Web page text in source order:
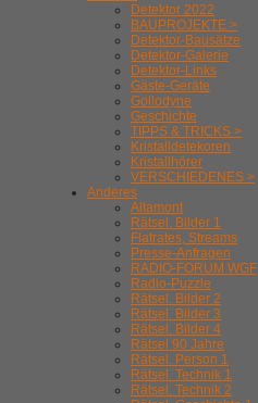
Detektor 2022
BAUPROJEKTE >
Detektor-Bausätze
Detektor-Galerie
Detektor-Links
Gäste-Geräte
Gollodyne
Geschichte
TIPPS & TRICKS >
Kristalldetekoren
Kristallhörer
VERSCHIEDENES >
Anderes
Altamont
Rätsel. Bilder 1
Flatrates, Streams
Presse-Anfragen
RADIO-FORUM WGF
Radio-Puzzle
Rätsel. Bilder 2
Rätsel. Bilder 3
Rätsel. Bilder 4
Rätsel 90 Jahre
Rätsel. Person 1
Rätsel. Technik 1
Rätsel. Technik 2